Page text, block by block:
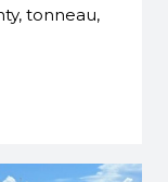
tonneau,